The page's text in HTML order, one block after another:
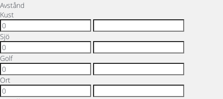
Avstånd
Kust
Sjö
Golf
Ort